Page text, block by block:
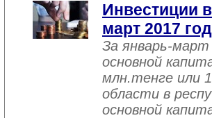
Инвестиции
март 2017
За январь-март
основной
млн.тенге или
области в
основной